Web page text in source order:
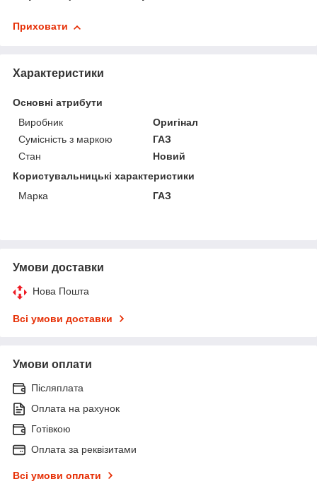
Приховати
Характеристики
Основні атрибути
Виробник
Оригінал
Сумісність з маркою
ГАЗ
Стан
Новий
Користувальницькі характеристики
Марка
ГАЗ
Умови доставки
Нова Пошта
Всі умови доставки
Умови оплати
Післяплата
Оплата на рахунок
Готівкою
Оплата за реквізитами
Всі умови оплати